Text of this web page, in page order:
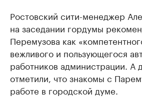
Ростовский сити-менеджер
на заседании гордумы
Перемузова как
вежливого и пользующегося
работников администрации. А
отметили, что знакомы с
работе в городской думе.